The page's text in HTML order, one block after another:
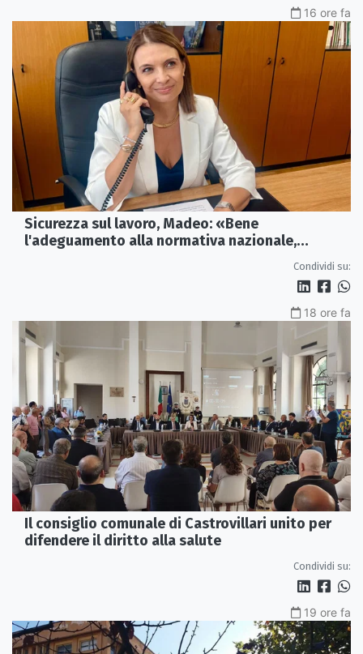
16 ore fa
Sicurezza sul lavoro, Madeo: «Bene
l'adeguamento alla normativa nazionale,
Condividi su:
18 ore fa
Il consiglio comunale di Castrovillari unito per
difendere il diritto alla salute
Condividi su:
19 ore fa